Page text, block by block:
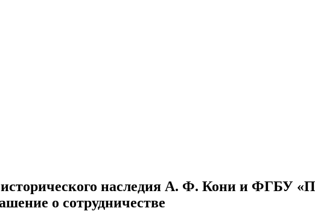
наследия А. Ф. Кони и ФГБУ
о сотрудничестве